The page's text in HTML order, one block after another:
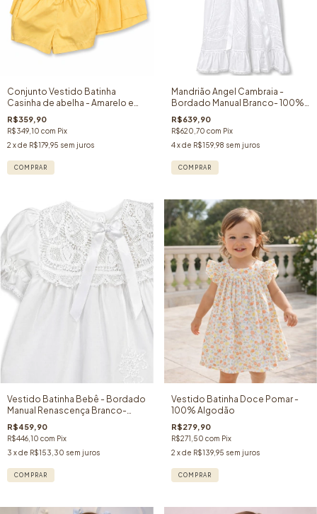
Conjunto Vestido Batinha
Casinha de abelha - Amarelo e
Verde - Edição Especial
R$359,90
R$349,10 com Pix
2 x de R$179,95 sem juros
COMPRAR
Mandrião Angel Cambraia -
Bordado Manual Branco- 100%
Algodão- Menina
R$639,90
R$620,70 com Pix
4 x de R$159,98 sem juros
COMPRAR
Vestido Batinha Bebê - Bordado
Manual Renascença Branco-
100% Algodão
R$459,90
R$446,10 com Pix
3 x de R$153,30 sem juros
COMPRAR
Vestido Batinha Doce Pomar -
100% Algodão
R$279,90
R$271,50 com Pix
2 x de R$139,95 sem juros
COMPRAR